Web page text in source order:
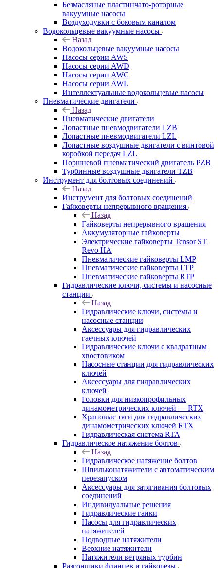
Безмасляные пластинчато-роторные
вакуумные насосы
Воздуходувки с боковым каналом
Водокольцевые вакуумные насосы
Назад
Водокольцевые вакуумные насосы
Насосы серии AWS
Насосы серии AWD
Насосы серии AWC
Насосы серии AWL
Интеллектуальные водокольцевые насосы
Пневматические двигатели
Назад
Пневматические двигатели
Лопастные пневмодвигатели LZB
Лопастные пневмодвигатели LZL
Лопастные воздушные двигатели с винтовой
коробкой передач LZL
Поршневой пневматический двигатель PZB
Турбинные воздушные двигатели TZB
Инструмент для болтовых соединений
Назад
Инструмент для болтовых соединений
Гайковерты непрерывного вращения
Назад
Гайковерты непрерывного вращения
Аккумуляторные гайковерты
Электрические гайковерты Tensor ST
Revo HA
Пневматические гайковерты LMP
Пневматические гайковерты LTP
Пневматические гайковерты RTP
Гидравлические ключи, системы и насосные
станции
Назад
Гидравлические ключи, системы и
насосные станции
Аксессуары для гидравлических
гаечных ключей
Гидравлические ключи с квадратным
хвостовиком
Насосные станции для гидравлических
ключей
Аксессуары для гидравлических
ключей
Головки для низкопрофильных
динамометрических ключей — RTX
Храповые тяги для гидравлических
динамометрических ключей RTX
Гидравлическая система RTA
Гидравлическое натяжение болтов
Назад
Гидравлическое натяжение болтов
Шпильконатяжители с автоматическим
перезапуском
Аксессуары для затягивания болтовых
соединений
Индивидуальные решения
Гидравлические гайки
Насосы для гидравлических
натяжителей
Подводные натяжители
Верхние натяжители
Натяжители ветряных турбин
Разгонщики фланцев и гайкорезы